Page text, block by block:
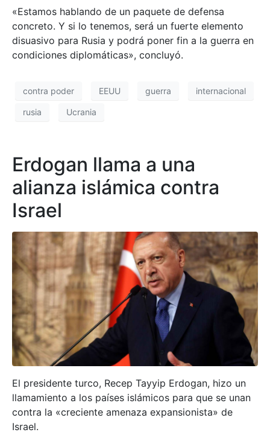
«Estamos hablando de un paquete de defensa
concreto. Y si lo tenemos, será un fuerte elemento
disuasivo para Rusia y podrá poner fin a la guerra en
condiciones diplomáticas», concluyó.
contra poder EEUU guerra internacional
rusia Ucrania
Erdogan llama a una
alianza islámica contra
Israel
El presidente turco, Recep Tayyip Erdogan, hizo un
llamamiento a los países islámicos para que se unan
contra la «creciente amenaza expansionista» de
Israel.